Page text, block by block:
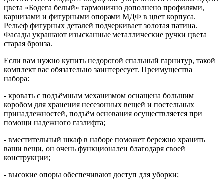
цвета «Бодега белый» гармонично дополнено профилями,
карнизами и фигурными опорами МДФ в цвет корпуса.
Рельеф фигурных деталей подчеркивает золотая патина.
Фасады украшают изысканные металлические ручки цвета
старая бронза.
Если вам нужно купить недорогой спальный гарнитур, такой
комплект вас обязательно заинтересует. Преимущества
набора:
- кровать с подъёмным механизмом оснащена большим
коробом для хранения несезонных вещей и постельных
принадлежностей, подъём основания осуществляется при
помощи надежного газлифта;
- вместительный шкаф в наборе поможет бережно хранить
ваши вещи, он очень функционален благодаря своей
конструкции;
- высокие опоры обеспечивают доступ для уборки;